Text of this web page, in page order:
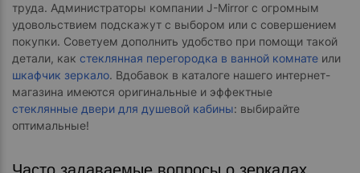
труда. Администраторы компании J-Mirror с огромным
удовольствием подскажут с выбором или с совершением
покупки. Советуем дополнить удобство при помощи такой
детали, как стеклянная перегородка в ванной комнате или
шкафчик зеркало. Вдобавок в каталоге нашего интернет-
магазина имеются оригинальные и эффектные
стеклянные двери для душевой кабины: выбирайте
оптимальные!